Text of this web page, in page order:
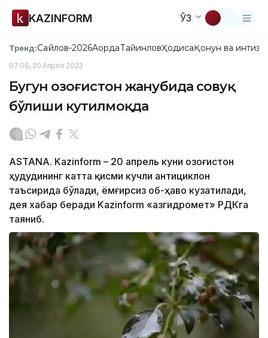
KAZINFORM ЎЗ
Тренд:Сайлов-2026АқордаТайинловҲодисаҚонун ва
07:06, 20 Апрел 2023
Бугун Қозоғистон жанубида совуқ
бўлиши кутилмоқда
ASTANA. Kazinform – 20 апрель куни Қозоғистон
ҳудудининг катта қисми кучли антициклон
таъсирида бўлади, ёмғирсиз об-ҳаво кузатилади,
дея хабар беради Kazinform «Қазгидромет» РДКга
таяниб.